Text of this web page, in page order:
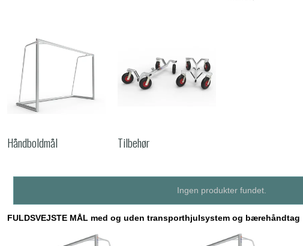
Håndboldmål Tilbehør
Ingen produkter fundet.
FULDSVEJSTE MÅL med og uden transporthjulsystem og bærehåndtag